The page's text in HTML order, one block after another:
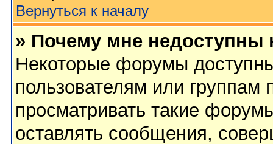
Вернуться к началу
» Почему мне
Некоторые форумы
пользователям или группам
просматривать такие
оставлять сообщения,